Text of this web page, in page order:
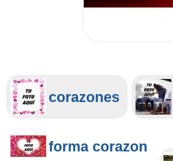
corazones
forma corazon